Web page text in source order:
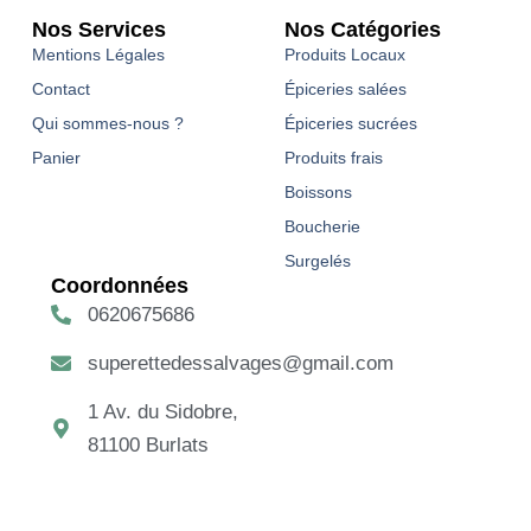
Nos Services
Mentions Légales
Contact
Qui sommes-nous ?
Panier
Nos Catégories
Produits Locaux
Épiceries salées
Épiceries sucrées
Produits frais
Boissons
Boucherie
Surgelés
Coordonnées
0620675686
superettedessalvages@gmail.com
1 Av. du Sidobre,
81100 Burlats